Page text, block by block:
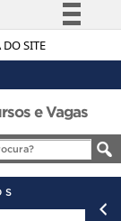
DO SITE
e Vagas